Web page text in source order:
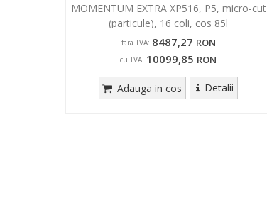
MOMENTUM EXTRA XP516, P5, micro-cut
(particule), 16 coli, cos 85l
fara TVA: 8487,27 RON
cu TVA: 10099,85 RON
Adauga in cos Detalii